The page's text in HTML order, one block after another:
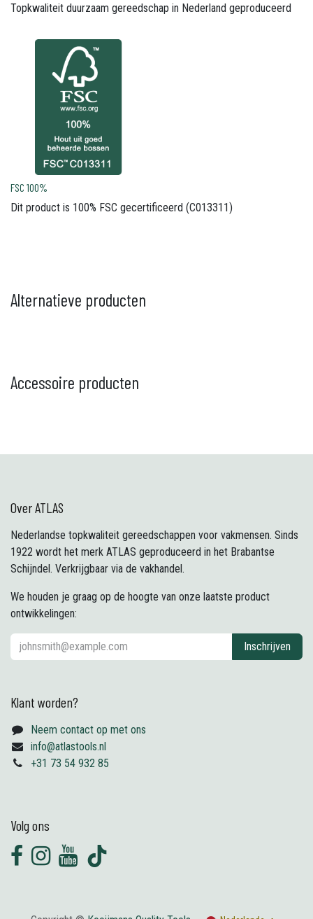
Topkwaliteit duurzaam gereedschap in Nederland geproduceerd
FSC 100%
Dit product is 100% FSC gecertificeerd (C013311)
Alternatieve producten
Accessoire producten
Over ATLAS
Nederlandse topkwaliteit gereedschappen voor vakmensen. Sinds
1922 wordt het merk ATLAS geproduceerd in het Brabantse
Schijndel. Verkrijgbaar via de vakhandel.
We houden je graag op de hoogte van onze laatste product
ontwikkelingen:
Inschrijven
Klant worden?
Neem contact op met ons
info@atlastools.nl
+31 73 54 932 85
Volg ons